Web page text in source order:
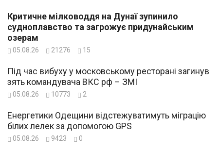
Критичне мілководдя на Дунаї зупинило
судноплавство та загрожує придунайським
озерам
05.08.26 21276 15
Під час вибуху у московському ресторані загинув
зять командувача ВКС рф – ЗМІ
05.08.26 10773 2
Енергетики Одещини відстежуватимуть міграцію
білих лелек за допомогою GPS
05.08.26 9423 0